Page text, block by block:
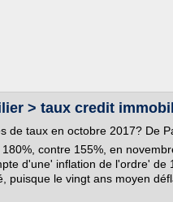
> taux credit
de taux en octobre 2017? De
contre 155%, en
d'une' inflation de l'ordre' de
puisque le vingt ans moyen